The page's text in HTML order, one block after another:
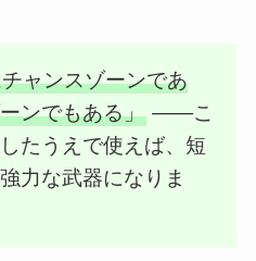
ャンスゾーンであ
ンでもある」——こ
たうえで使えば、短
力な武器になりま